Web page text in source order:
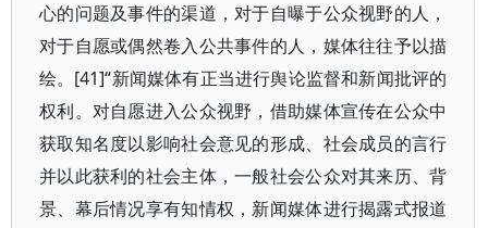
心的问题及事件的渠道，对于自曝于公众视野的人，
对于自愿或偶然卷入公共事件的人，媒体往往予以描
绘。[41]“新闻媒体有正当进行舆论监督和新闻批评的
权利。对自愿进入公众视野，借助媒体宣传在公众中
获取知名度以影响社会意见的形成、社会成员的言行
并以此获利的社会主体，一般社会公众对其来历、背
景、幕后情况享有知情权，新闻媒体进行揭露式报道